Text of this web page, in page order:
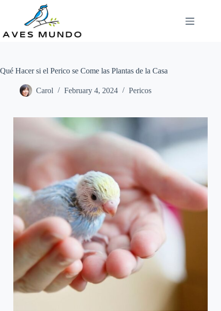
Qué Hacer si el Perico se Come las Plantas de la Casa
Carol February 4, 2024 Pericos